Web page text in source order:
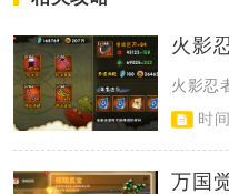
时
万国